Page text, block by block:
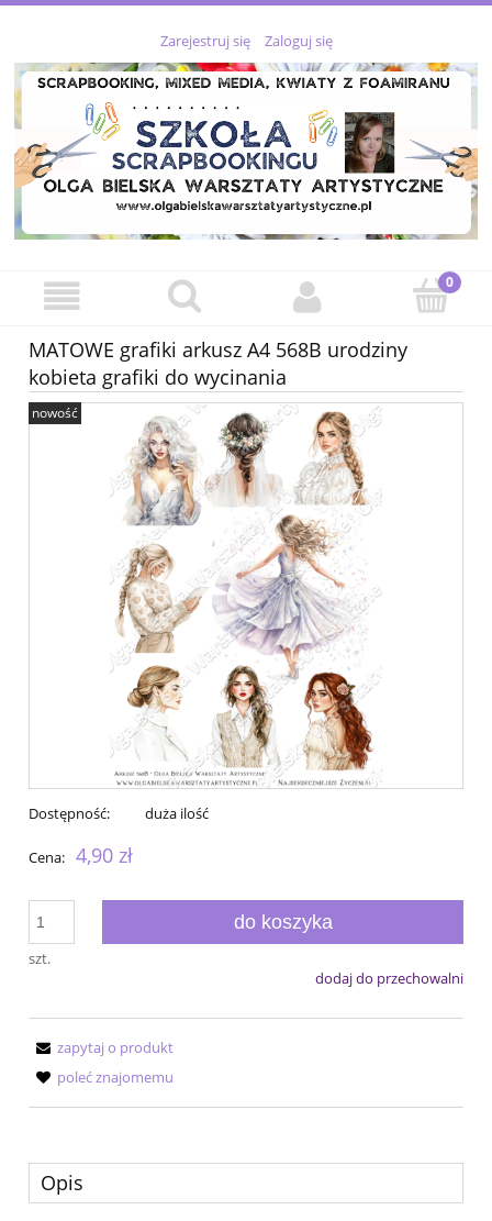
Zarejestruj się Zaloguj się
MATOWE grafiki arkusz A4 568B urodziny
kobieta grafiki do wycinania
nowość
Dostępność: duża ilość
Cena: 4,90 zł
szt.
do koszyka
dodaj do przechowalni
zapytaj o produkt
poleć znajomemu
Opis